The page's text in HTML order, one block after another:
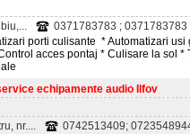
0371783783 ; 0371783783
porti culisante * Automatizari usi
acces pontaj * Culisare la sol *
echipamente audio Ilfov
nr....
0742513409;